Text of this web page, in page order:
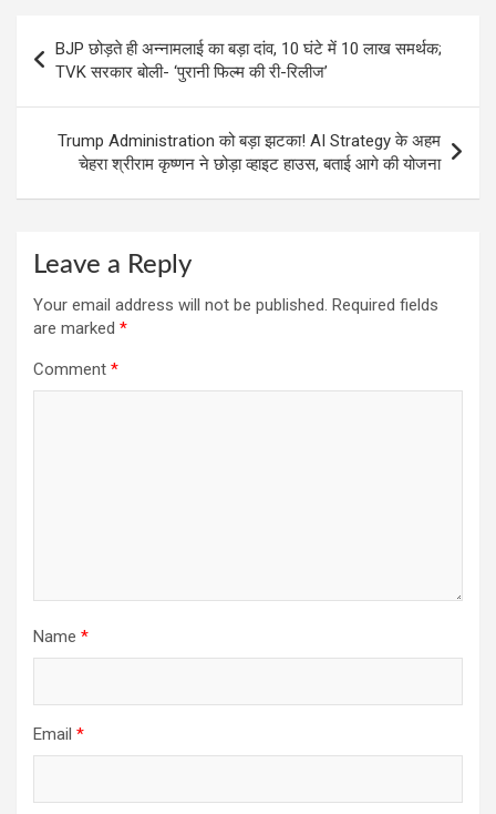
o
k
p
p
m
navigation
BJP छोड़ते ही अन्नामलाई का बड़ा दांव, 10 घंटे में 10 लाख समर्थक;
TVK सरकार बोली- ‘पुरानी फिल्म की री-रिलीज’
Trump Administration को बड़ा झटका! AI Strategy के अहम
चेहरा श्रीराम कृष्णन ने छोड़ा व्हाइट हाउस, बताई आगे की योजना
Leave a Reply
Your email address will not be published. Required fields
are marked *
Comment *
Name *
Email *